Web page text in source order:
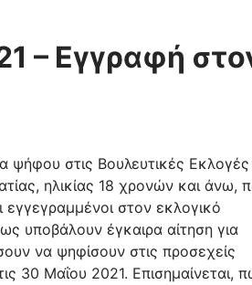
– Εγγραφή
ψήφου στις Βουλευτικές Εκλογές
ηλικίας 18 χρονών και άνω,
εγγεγραμμένοι στον εκλογικό
υποβάλουν έγκαιρα αίτηση για
να ψηφίσουν στις προσεχείς
30 Μαΐου 2021. Επισημαίνεται,